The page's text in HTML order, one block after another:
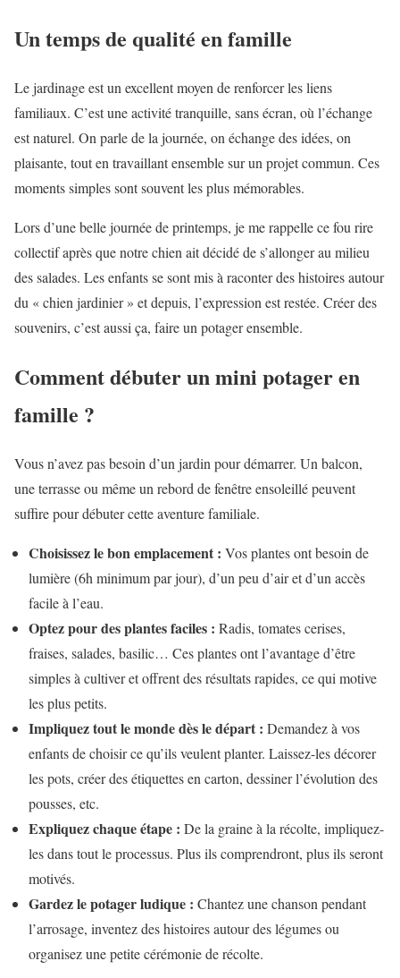
Un temps de qualité en famille
Le jardinage est un excellent moyen de renforcer les liens
familiaux. C’est une activité tranquille, sans écran, où l’échange
est naturel. On parle de la journée, on échange des idées, on
plaisante, tout en travaillant ensemble sur un projet commun. Ces
moments simples sont souvent les plus mémorables.
Lors d’une belle journée de printemps, je me rappelle ce fou rire
collectif après que notre chien ait décidé de s’allonger au milieu
des salades. Les enfants se sont mis à raconter des histoires autour
du « chien jardinier » et depuis, l’expression est restée. Créer des
souvenirs, c’est aussi ça, faire un potager ensemble.
Comment débuter un mini potager en
famille ?
Vous n’avez pas besoin d’un jardin pour démarrer. Un balcon,
une terrasse ou même un rebord de fenêtre ensoleillé peuvent
suffire pour débuter cette aventure familiale.
Choisissez le bon emplacement : Vos plantes ont besoin de
lumière (6h minimum par jour), d’un peu d’air et d’un accès
facile à l’eau.
Optez pour des plantes faciles : Radis, tomates cerises,
fraises, salades, basilic… Ces plantes ont l’avantage d’être
simples à cultiver et offrent des résultats rapides, ce qui motive
les plus petits.
Impliquez tout le monde dès le départ : Demandez à vos
enfants de choisir ce qu’ils veulent planter. Laissez-les décorer
les pots, créer des étiquettes en carton, dessiner l’évolution des
pousses, etc.
Expliquez chaque étape : De la graine à la récolte, impliquez-
les dans tout le processus. Plus ils comprendront, plus ils seront
motivés.
Gardez le potager ludique : Chantez une chanson pendant
l’arrosage, inventez des histoires autour des légumes ou
organisez une petite cérémonie de récolte.